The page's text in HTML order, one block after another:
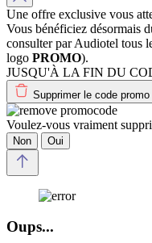
Une offre exclusive vous
Vous bénéficiez désormais
consulter par Audiotel tous
logo PROMO).
JUSQU'À LA FIN DU
Supprimer le code promo
Voulez-vous vraiment
Non Oui
Oups...